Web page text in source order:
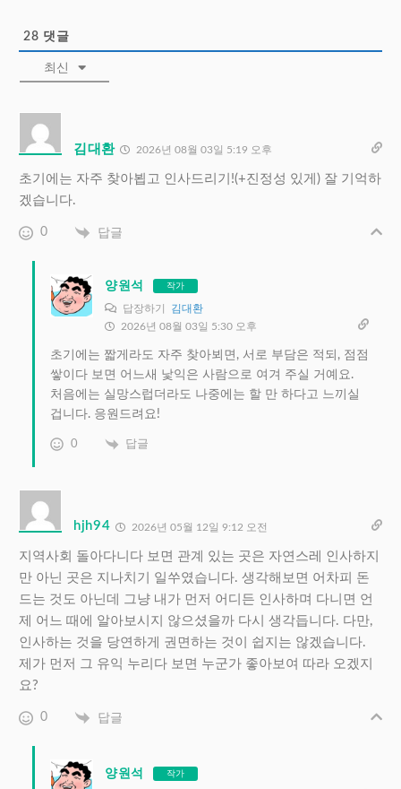
28 댓글
최신
김대환 2026년 08월 03일 5:19 오후
초기에는 자주 찾아뵙고 인사드리기!(+진정성 있게) 잘 기억하
겠습니다.
0 답글
양원석 작가
답장하기 김대환
2026년 08월 03일 5:30 오후
초기에는 짧게라도 자주 찾아뵈면, 서로 부담은 적되, 점점
쌓이다 보면 어느새 낯익은 사람으로 여겨 주실 거예요.
처음에는 실망스럽더라도 나중에는 할 만 하다고 느끼실
겁니다. 응원드려요!
0 답글
hjh94 2026년 05월 12일 9:12 오전
지역사회 돌아다니다 보면 관계 있는 곳은 자연스레 인사하지
만 아닌 곳은 지나치기 일쑤였습니다. 생각해보면 어차피 돈
드는 것도 아닌데 그냥 내가 먼저 어디든 인사하며 다니면 언
제 어느 때에 알아보시지 않으셨을까 다시 생각듭니다. 다만,
인사하는 것을 당연하게 권면하는 것이 쉽지는 않겠습니다.
제가 먼저 그 유익 누리다 보면 누군가 좋아보여 따라 오겠지
요?
0 답글
양원석 작가